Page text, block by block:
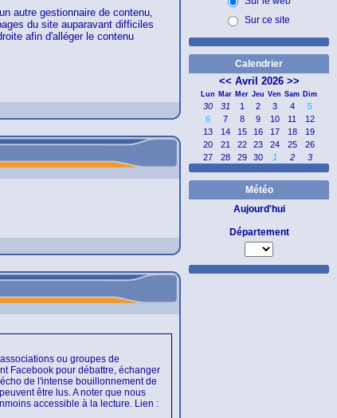
autre gestionnaire de contenu,
du site auparavant difficiles
afin d'alléger le contenu
ou groupes de
Facebook pour débattre, échanger
de l'intense bouillonnement de
être lus. A noter que nous
accessible à la lecture. Lien :
Sur ce site
Calendrier
<< Avril 2026 >>
Lun Mar Mer Jeu Ven Sam Dim
30 31 1 2 3 4
5
6
7 8 9 10 11
12
13
14 15 16 17 18
19
20
21 22 23 24 25
26
27
28 29 30 1 2 3
Météo
Aujourd'hui
Département